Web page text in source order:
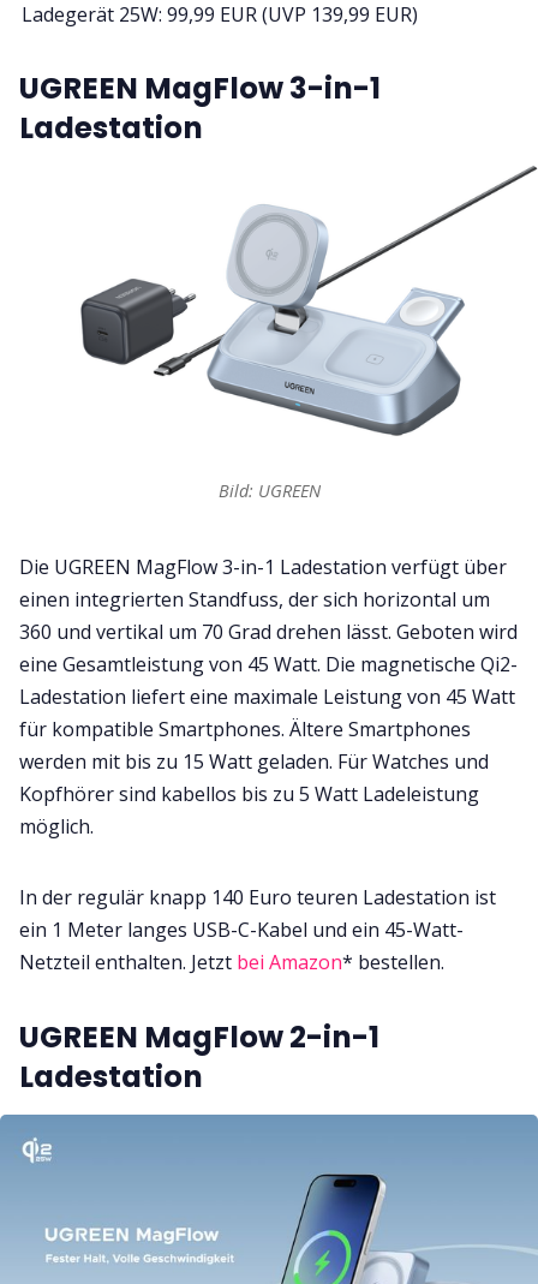
Ladegerät 25W: 99,99 EUR (UVP 139,99 EUR)
UGREEN MagFlow 3-in-1
Ladestation
Bild: UGREEN
Die UGREEN MagFlow 3-in-1 Ladestation verfügt über
einen integrierten Standfuss, der sich horizontal um
360 und vertikal um 70 Grad drehen lässt. Geboten wird
eine Gesamtleistung von 45 Watt. Die magnetische Qi2-
Ladestation liefert eine maximale Leistung von 45 Watt
für kompatible Smartphones. Ältere Smartphones
werden mit bis zu 15 Watt geladen. Für Watches und
Kopfhörer sind kabellos bis zu 5 Watt Ladeleistung
möglich.
In der regulär knapp 140 Euro teuren Ladestation ist
ein 1 Meter langes USB-C-Kabel und ein 45-Watt-
Netzteil enthalten. Jetzt bei Amazon* bestellen.
UGREEN MagFlow 2-in-1
Ladestation